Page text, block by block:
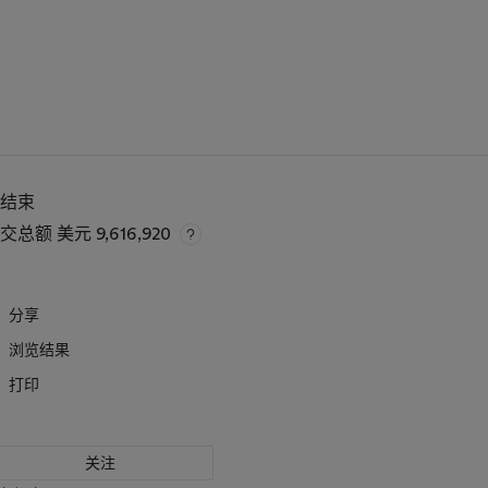
束
总额 美元 9,616,920
分享
浏览结果
打印
关注